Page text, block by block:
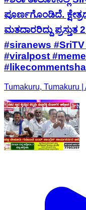
ಪೂರ್ಣಗೊಂಡಿದೆ.
ಮತದಾರರಿದ್ದು
#siranews
#viralpost
Tumakuru, Tumakuru |